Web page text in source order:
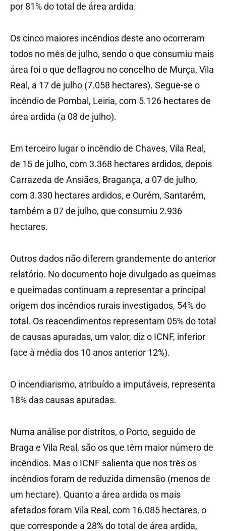
por 81% do total de área ardida.
Os cinco maiores incêndios deste ano ocorreram
todos no mês de julho, sendo o que consumiu mais
área foi o que deflagrou no concelho de Murça, Vila
Real, a 17 de julho (7.058 hectares). Segue-se o
incêndio de Pombal, Leiria, com 5.126 hectares de
área ardida (a 08 de julho).
Em terceiro lugar o incêndio de Chaves, Vila Real,
de 15 de julho, com 3.368 hectares ardidos, depois
Carrazeda de Ansiães, Bragança, a 07 de julho,
com 3.330 hectares ardidos, e Ourém, Santarém,
também a 07 de julho, que consumiu 2.936
hectares.
Outros dados não diferem grandemente do anterior
relatório. No documento hoje divulgado as queimas
e queimadas continuam a representar a principal
origem dos incêndios rurais investigados, 54% do
total. Os reacendimentos representam 05% do total
de causas apuradas, um valor, diz o ICNF, inferior
face à média dos 10 anos anterior 12%).
O incendiarismo, atribuído a imputáveis, representa
18% das causas apuradas.
Numa análise por distritos, o Porto, seguido de
Braga e Vila Real, são os que têm maior número de
incêndios. Mas o ICNF salienta que nos três os
incêndios foram de reduzida dimensão (menos de
um hectare). Quanto a área ardida os mais
afetados foram Vila Real, com 16.085 hectares, o
que corresponde a 28% do total de área ardida,